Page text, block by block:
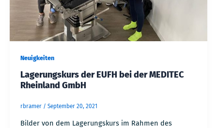
Neuigkeiten
Lagerungskurs der EUFH bei der MEDITEC
Rheinland GmbH
rbramer / September 20, 2021
Bilder von dem Lagerungskurs im Rahmen des